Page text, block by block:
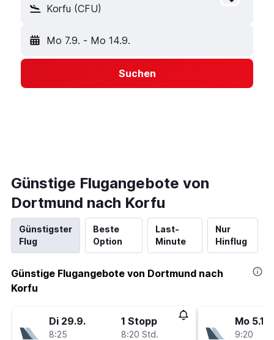
Korfu (CFU)
Mo 7.9. - Mo 14.9.
Suchen
Günstige Flugangebote von
Dortmund nach Korfu
Günstigster
Flug
Beste
Option
Last-
Minute
Nur
Hinflug
Günstige Flugangebote von Dortmund nach
Korfu
Di 29.9.
8:25
1 Stopp
8:20 Std.
Mo 5.10.
9:20